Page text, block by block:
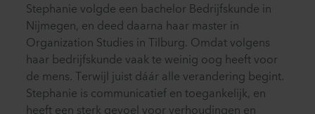
Stephanie volgde een bachelor Bedrijfskunde in
Nijmegen, en deed daarna haar master in
Organization Studies in Tilburg. Omdat volgens
haar bedrijfskunde vaak te weinig oog heeft voor
de mens. Terwijl juist dáár alle verandering begint.
Stephanie is communicatief en toegankelijk, en
heeft een sterk gevoel voor verhoudingen en